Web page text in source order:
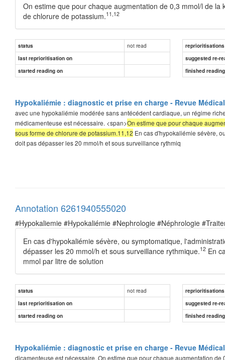
On estime que pour chaque augmentation de 0,3 mmol/l de
de chlorure de potassium.11,12
status not read
reprioritisations
last reprioritisation on
suggested re-
started reading on
finished
Hypokaliémie : diagnostic et prise en charge - Revue
avec une hypokaliémie modérée sans antécédent cardiaque, un régime
médicamenteuse est nécessaire. <span>On estime que pour chaque
sous forme de chlorure de potassium.11,12 En cas d'hypokaliémie sévère,
doit pas dépasser les 20 mmol/h et sous surveillance rythmiq
Annotation 6261940555020
#Hypokaliemie #Hypokaliémie #Nephrologie #Néphrologie
En cas d'hypokaliémie sévère, ou symptomatique,
dépasser les 20 mmol/h et sous surveillance rythmique.12 En
mmol par litre de solution
status not read
reprioritisations
last reprioritisation on
suggested re-
started reading on
finished
Hypokaliémie : diagnostic et prise en charge - Revue
dicamenteuse est nécessaire. On estime que pour chaque augmentation